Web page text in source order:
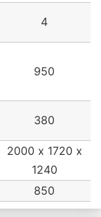
4
950
380
2000 х 1720 х
1240
850